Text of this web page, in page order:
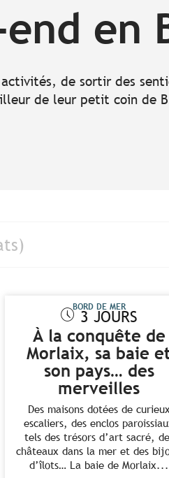
en
de sortir des
de leur petit coin de
BORD DE MER
3 JOURS
À la conquête de
Morlaix, sa baie
son pays… des
merveilles
Des maisons dotées de curieux
escaliers, des enclos
tels des trésors d’art sacré,
châteaux dans la mer et des
d’îlots… La baie de Morlaix...